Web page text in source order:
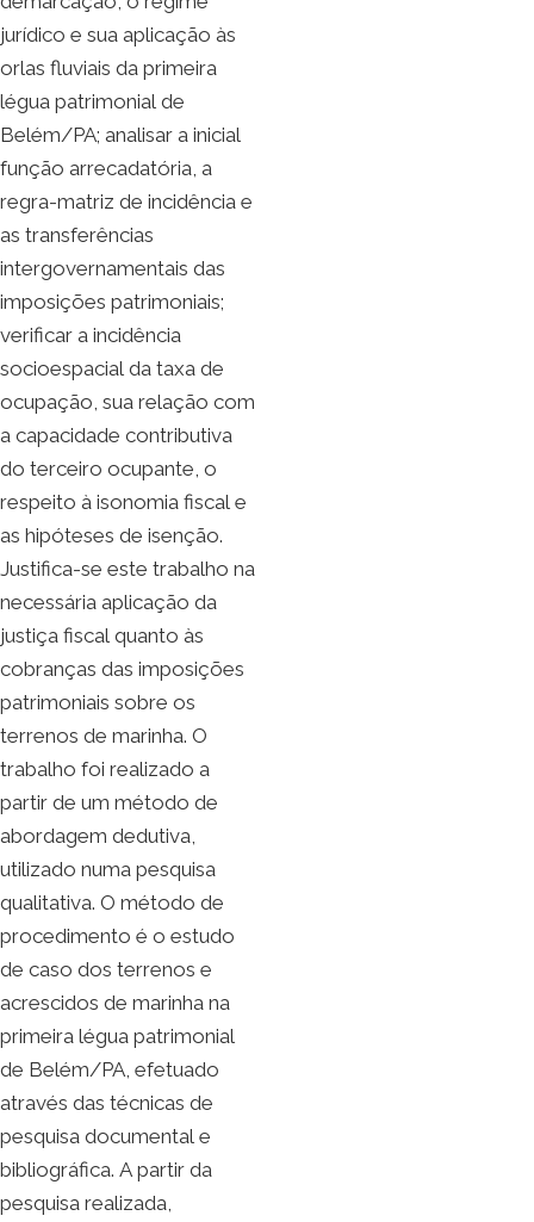
jurídico e sua aplicação às
orlas fluviais da primeira
légua patrimonial de
Belém/PA; analisar a inicial
função arrecadatória, a
regra-matriz de incidência e
as transferências
intergovernamentais das
imposições patrimoniais;
verificar a incidência
socioespacial da taxa de
ocupação, sua relação com
a capacidade contributiva
do terceiro ocupante, o
respeito à isonomia fiscal e
as hipóteses de isenção.
Justifica-se este trabalho na
necessária aplicação da
justiça fiscal quanto às
cobranças das imposições
patrimoniais sobre os
terrenos de marinha. O
trabalho foi realizado a
partir de um método de
abordagem dedutiva,
utilizado numa pesquisa
qualitativa. O método de
procedimento é o estudo
de caso dos terrenos e
acrescidos de marinha na
primeira légua patrimonial
de Belém/PA, efetuado
através das técnicas de
pesquisa documental e
bibliográfica. A partir da
pesquisa realizada,